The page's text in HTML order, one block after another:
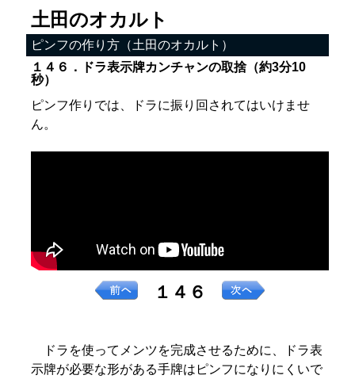
土田のオカルト
ピンフの作り方（土田のオカルト）
１４６．ドラ表示牌カンチャンの取捨（約3分10
秒）
ピンフ作りでは、ドラに振り回されてはいけませ
ん。
１４６
ドラを使ってメンツを完成させるために、ドラ表
示牌が必要な形がある手牌はピンフになりにくいで